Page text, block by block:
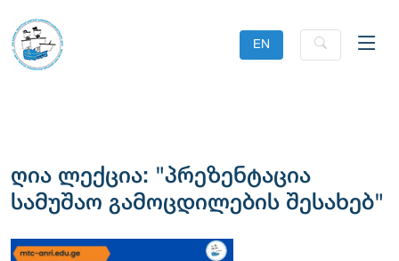
EN
ღია ლექცია: "პრეზენტაცია
სამუშაო გამოცდილების შესახებ"